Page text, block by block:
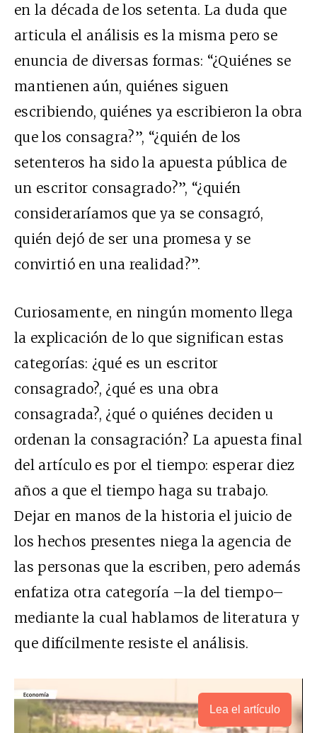
en la década de los setenta. La duda que
articula el análisis es la misma pero se
enuncia de diversas formas: “¿Quiénes se
mantienen aún, quiénes siguen
escribiendo, quiénes ya escribieron la obra
que los consagra?”, “¿quién de los
setenteros ha sido la apuesta pública de
un escritor consagrado?”, “¿quién
consideraríamos que ya se consagró,
quién dejó de ser una promesa y se
convirtió en una realidad?”.
Curiosamente, en ningún momento llega
la explicación de lo que significan estas
categorías: ¿qué es un escritor
consagrado?, ¿qué es una obra
consagrada?, ¿qué o quiénes deciden u
ordenan la consagración? La apuesta final
del artículo es por el tiempo: esperar diez
años a que el tiempo haga su trabajo.
Dejar en manos de la historia el juicio de
los hechos presentes niega la agencia de
las personas que la escriben, pero además
enfatiza otra categoría –la del tiempo–
mediante la cual hablamos de literatura y
que difícilmente resiste el análisis.
Lea el artículo